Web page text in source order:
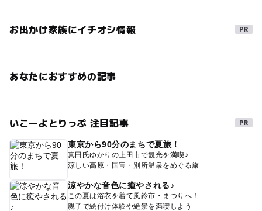
お出かけ家族にイチオシ情報
あなたにおすすめの記事
いこーよとりっぷ 注目記事
東京から90分のまちで夏旅！
真田氏ゆかりの上田市で観光を満喫♪
涼しい高原・国宝・別所温泉をめぐる旅
涼やかな音色に癒やされる♪
この夏は浴衣を着て風鈴市・まつりへ！
親子で絵付け体験や絶景を満喫しよう